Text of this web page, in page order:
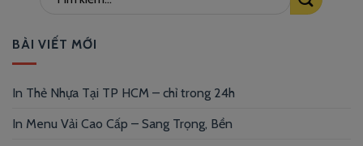
BÀI VIẾT MỚI
In Thẻ Nhựa Tại TP HCM – chỉ trong 24h
In Menu Vải Cao Cấp – Sang Trọng, Bền